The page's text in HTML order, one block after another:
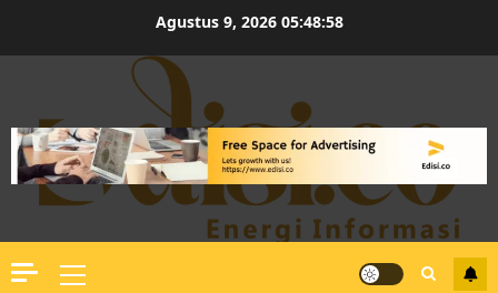
Agustus 9, 2026 05:48:58
Primary